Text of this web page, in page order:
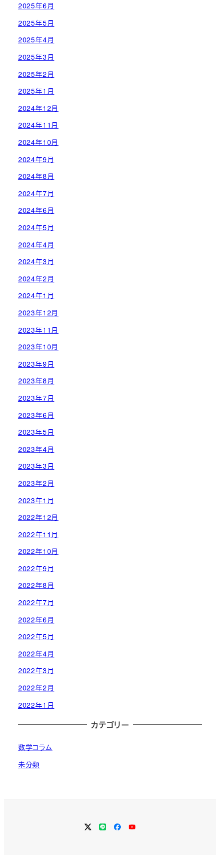
2025年6月
2025年5月
2025年4月
2025年3月
2025年2月
2025年1月
2024年12月
2024年11月
2024年10月
2024年9月
2024年8月
2024年7月
2024年6月
2024年5月
2024年4月
2024年3月
2024年2月
2024年1月
2023年12月
2023年11月
2023年10月
2023年9月
2023年8月
2023年7月
2023年6月
2023年5月
2023年4月
2023年3月
2023年2月
2023年1月
2022年12月
2022年11月
2022年10月
2022年9月
2022年8月
2022年7月
2022年6月
2022年5月
2022年4月
2022年3月
2022年2月
2022年1月
カテゴリー
数学コラム
未分類
Twitter
LINEFacebook
YouTube